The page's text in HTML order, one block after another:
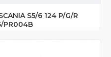
S5/6 124 P/G/R
PR004B